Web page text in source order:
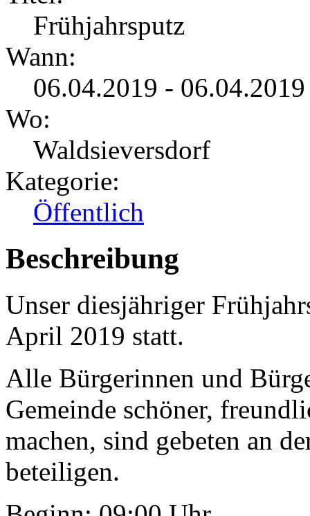
Frühjahrsputz
Wann:
06.04.2019 -
Wo:
Waldsieversdorf
Kategorie:
Öffentlich
Beschreibung
Unser diesjähriger
April 2019 statt.
Alle Bürgerinnen und
Gemeinde schöner,
machen, sind gebeten an
beteiligen.